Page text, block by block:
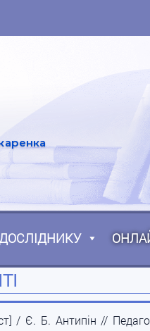
Є. Б. Антипін //